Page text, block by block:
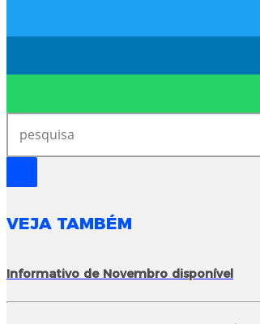
VEJA TAMBÉM
Informativo de Novembro disponível